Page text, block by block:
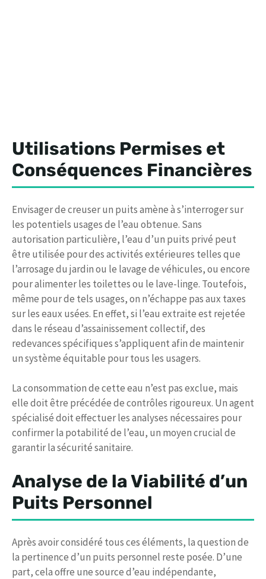
Utilisations Permises et
Conséquences Financières
Envisager de creuser un puits amène à s’interroger sur
les potentiels usages de l’eau obtenue. Sans
autorisation particulière, l’eau d’un puits privé peut
être utilisée pour des activités extérieures telles que
l’arrosage du jardin ou le lavage de véhicules, ou encore
pour alimenter les toilettes ou le lave-linge. Toutefois,
même pour de tels usages, on n’échappe pas aux taxes
sur les eaux usées. En effet, si l’eau extraite est rejetée
dans le réseau d’assainissement collectif, des
redevances spécifiques s’appliquent afin de maintenir
un système équitable pour tous les usagers.
La consommation de cette eau n’est pas exclue, mais
elle doit être précédée de contrôles rigoureux. Un agent
spécialisé doit effectuer les analyses nécessaires pour
confirmer la potabilité de l’eau, un moyen crucial de
garantir la sécurité sanitaire.
Analyse de la Viabilité d’un
Puits Personnel
Après avoir considéré tous ces éléments, la question de
la pertinence d’un puits personnel reste posée. D’une
part, cela offre une source d’eau indépendante,